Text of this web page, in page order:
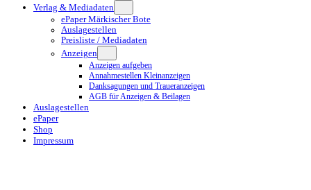
Verlag & Mediadaten
ePaper Märkischer Bote
Auslagestellen
Preisliste / Mediadaten
Anzeigen
Anzeigen aufgeben
Annahmestellen Kleinanzeigen
Danksagungen und Traueranzeigen
AGB für Anzeigen & Beilagen
Auslagestellen
ePaper
Shop
Impressum